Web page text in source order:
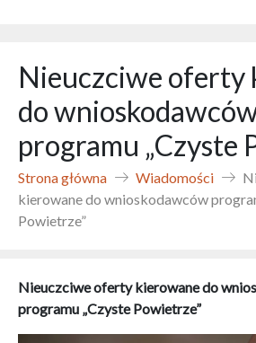
Nieuczciwe oferty
do
programu „Czyste
Strona główna Wiadomości
kierowane do wnioskodawców
Powietrze”
Nieuczciwe oferty kierowane do
programu „Czyste Powietrze”